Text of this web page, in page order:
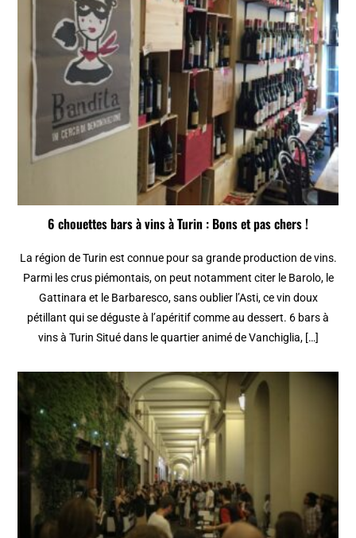
6 chouettes bars à vins à Turin : Bons et pas chers !
La région de Turin est connue pour sa grande production de vins.
Parmi les crus piémontais, on peut notamment citer le Barolo, le
Gattinara et le Barbaresco, sans oublier l’Asti, ce vin doux
pétillant qui se déguste à l’apéritif comme au dessert. 6 bars à
vins à Turin Situé dans le quartier animé de Vanchiglia, […]